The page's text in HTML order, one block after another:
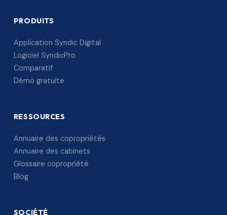
PRODUITS
Application Syndic Digital
Logiciel SyndicPro
Comparatif
Démo gratuite
RESSOURCES
Annuaire des copropriétés
Annuaire des cabinets
Glossaire copropriété
Blog
SOCIÉTÉ